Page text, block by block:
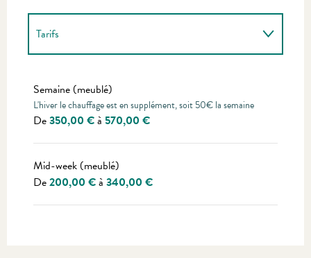
Tarifs
Semaine (meublé)
L'hiver le chauffage est en supplément, soit 50€ la semaine
De350,00 €à 570,00 €
Mid-week (meublé)
De200,00 €à 340,00 €